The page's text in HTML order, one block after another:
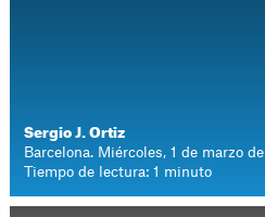
Sergio J. Ortiz
Barcelona. Miércoles, 1 de marzo
Tiempo de lectura: 1 minuto